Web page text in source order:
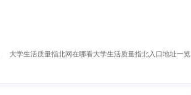
大学生活质量指北网在哪看大学生活质量指北入口地址一览